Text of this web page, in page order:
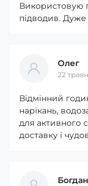
Використовую
підводив.
Олег
22
Відмінний
нарікань,
для активного
доставку і
Богдан